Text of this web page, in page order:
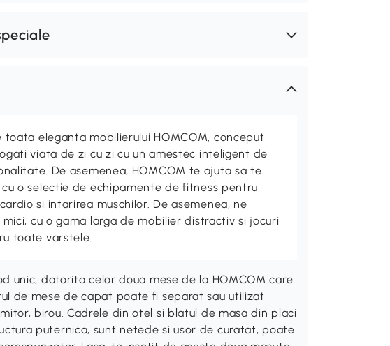
toata eleganta mobilierului HOMCOM, conceput
viata de zi cu zi cu un amestec inteligent de
De asemenea, HOMCOM te ajuta sa te
o selectie de echipamente de fitness pentru
si intarirea muschilor. De asemenea, ne
cu o gama larga de mobilier distractiv si jocuri
toate varstele.
unic, datorita celor doua mese de la HOMCOM care
de mese de capat poate fi separat sau utilizat
birou. Cadrele din otel si blatul de masa din placi
puternica, sunt netede si usor de curatat, poate